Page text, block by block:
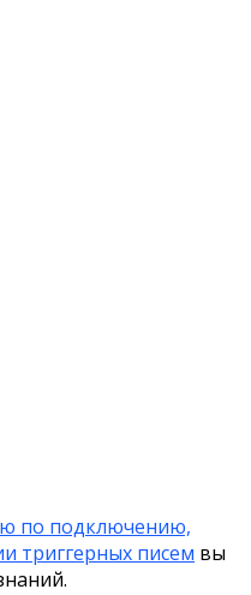
по подключению,
триггерных писем вы